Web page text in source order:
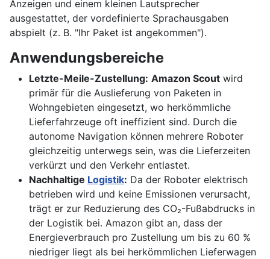
Anzeigen und einem kleinen Lautsprecher
ausgestattet, der vordefinierte Sprachausgaben
abspielt (z. B. "Ihr Paket ist angekommen").
Anwendungsbereiche
Letzte-Meile-Zustellung: Amazon Scout wird
primär für die Auslieferung von Paketen in
Wohngebieten eingesetzt, wo herkömmliche
Lieferfahrzeuge oft ineffizient sind. Durch die
autonome Navigation können mehrere Roboter
gleichzeitig unterwegs sein, was die Lieferzeiten
verkürzt und den Verkehr entlastet.
Nachhaltige Logistik: Da der Roboter elektrisch
betrieben wird und keine Emissionen verursacht,
trägt er zur Reduzierung des CO₂-Fußabdrucks in
der Logistik bei. Amazon gibt an, dass der
Energieverbrauch pro Zustellung um bis zu 60 %
niedriger liegt als bei herkömmlichen Lieferwagen